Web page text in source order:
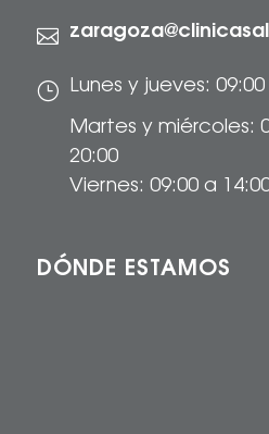

} Lunes y jueves:
Martes y miércoles:
20:00
Viernes: 09:00 a
DÓNDE ESTAMOS